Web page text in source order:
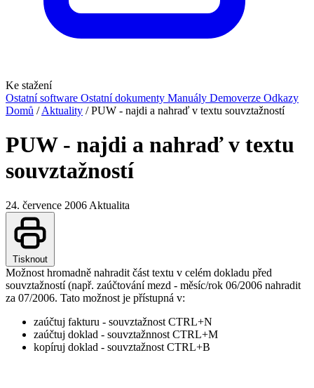
Ke stažení
Ostatní software Ostatní dokumenty Manuály Demoverze Odkazy
Domů / Aktuality / PUW - najdi a nahraď v textu souvztažností
PUW - najdi a nahraď v textu
souvztažností
24. července 2006 Aktualita
Tisknout
Možnost hromadně nahradit část textu v celém dokladu před
souvztažností (např. zaúčtování mezd - měsíc/rok 06/2006 nahradit
za 07/2006. Tato možnost je přístupná v:
zaúčtuj fakturu - souvztažnost CTRL+N
zaúčtuj doklad - souvztažnnost CTRL+M
kopíruj doklad - souvztažnost CTRL+B